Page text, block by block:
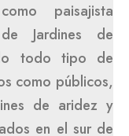
paisajista
Jardines de
todo tipo de
como públicos,
de aridez y
en el sur de